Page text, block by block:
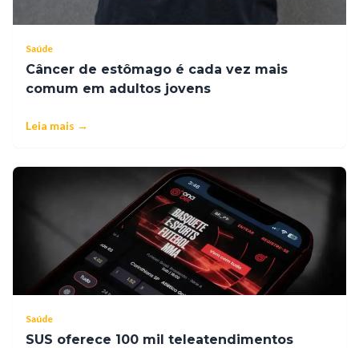
Saúde
Câncer de estômago é cada vez mais
comum em adultos jovens
Leia mais →
Saúde
SUS oferece 100 mil teleatendimentos